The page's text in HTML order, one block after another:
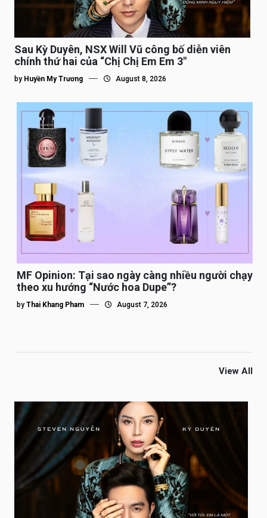
Sau Kỳ Duyên, NSX Will Vũ công bố diễn viên
chính thứ hai của “Chị Chị Em Em 3″
by Huyền My Trương August 8, 2026
MF Opinion: Tại sao ngày càng nhiều người chạy
theo xu hướng “Nước hoa Dupe”?
by Thai Khang Pham August 7, 2026
View All